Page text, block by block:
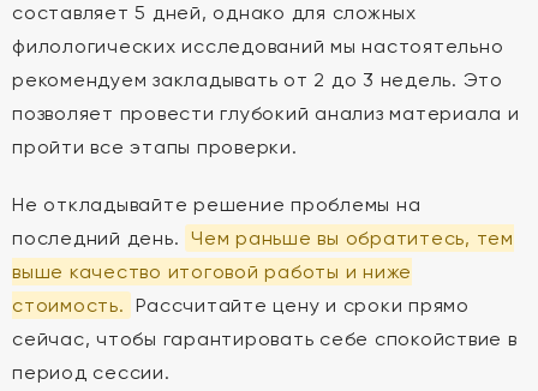
составляет 5 дней, однако для сложных
филологических исследований мы настоятельно
рекомендуем закладывать от 2 до 3 недель. Это
позволяет провести глубокий анализ материала и
пройти все этапы проверки.
Не откладывайте решение проблемы на
последний день. Чем раньше вы обратитесь, тем
выше качество итоговой работы и ниже
стоимость. Рассчитайте цену и сроки прямо
сейчас, чтобы гарантировать себе спокойствие в
период сессии.